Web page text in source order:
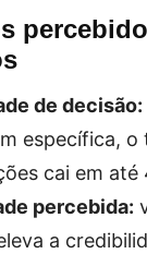
de decisão:
específica,
cai em até
percebida:
a